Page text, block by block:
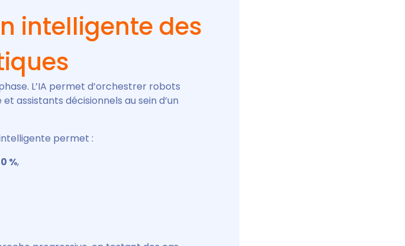
intelligente des
L’IA permet d’orchestrer robots
assistants décisionnels au sein d’un
permet :
%,